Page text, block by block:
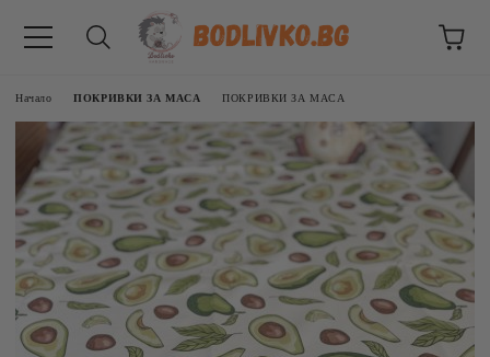
Начало ПОКРИВКИ ЗА МАСА ПОКРИВКИ ЗА МАСА